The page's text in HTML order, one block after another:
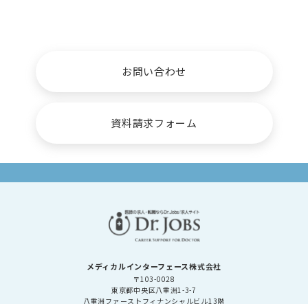
お問い合わせ
資料請求フォーム
メディカルインターフェース株式会社
〒103-0028
東京都中央区八重洲1-3-7
八重洲ファーストフィナンシャルビル13階